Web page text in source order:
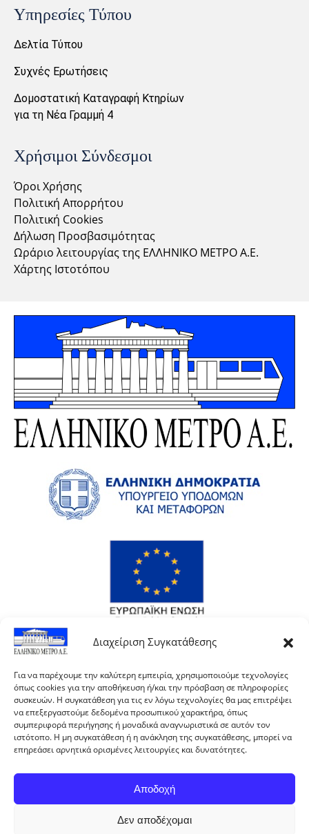
Διαχείριση Συγκατάθεσης
Για να παρέχουμε την καλύτερη εμπειρία, χρησιμοποιούμε τεχνολογίες
όπως cookies για την αποθήκευση ή/και την πρόσβαση σε πληροφορίες
συσκευών. Η συγκατάθεση για τις εν λόγω τεχνολογίες θα μας επιτρέψει
να επεξεργαστούμε δεδομένα προσωπικού χαρακτήρα, όπως
συμπεριφορά περιήγησης ή μοναδικά αναγνωριστικά σε αυτόν τον
ιστότοπο. Η μη συγκατάθεση ή η ανάκληση της συγκατάθεσης, μπορεί να
επηρεάσει αρνητικά ορισμένες λειτουργίες και δυνατότητες.
Αποδοχή
Δεν αποδέχομαι
Υπηρεσίες Τύπου
Δελτία Τύπου
Συχνές Ερωτήσεις
Δομοστατική Καταγραφή Κτηρίων
για τη Νέα Γραμμή 4
Χρήσιμοι Σύνδεσμοι
Όροι Χρήσης
Πολιτική Απορρήτου
Πολιτική Cookies
Δήλωση Προσβασιμότητας
Ωράριο λειτουργίας της ΕΛΛΗΝΙΚΟ ΜΕΤΡΟ Α.Ε.
Χάρτης Ιστοτόπου
Με τη συγχρηματοδότηση της Ελλάδας και της
Ευρωπαϊκής Ένωσης.